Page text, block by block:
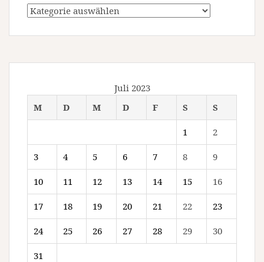
Kategorien
Juli 2023
M
D M D F S S
1 2
3 4 5 6 7 8 9
10 11 12 13 14 15 16
17 18 19 20 21 22 23
24 25 26 27 28 29 30
31